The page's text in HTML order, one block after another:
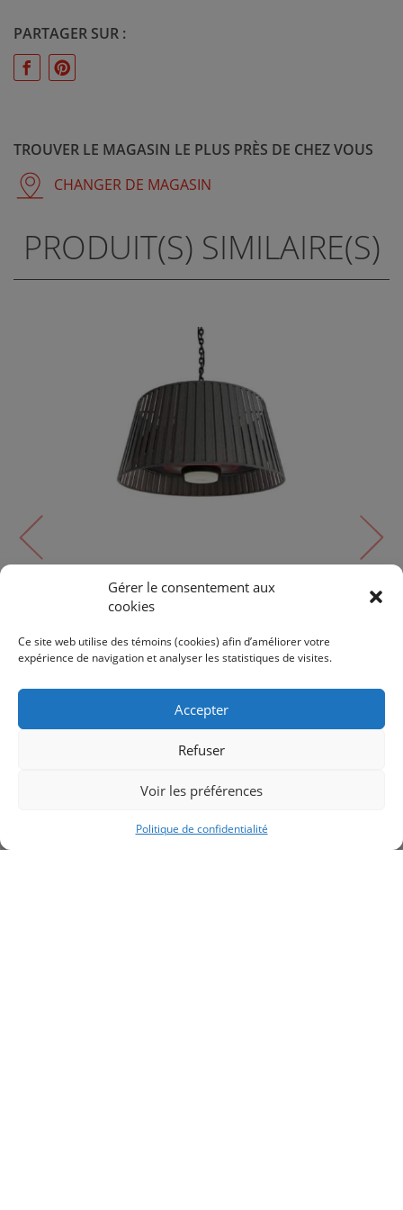
Gérer le consentement aux
cookies
Ce site web utilise des témoins (cookies) afin d’améliorer votre
expérience de navigation et analyser les statistiques de visites.
Accepter
Refuser
Voir les préférences
Politique de confidentialité
PARTAGER SUR :
TROUVER LE MAGASIN LE PLUS PRÈS DE CHEZ VOUS
CHANGER DE MAGASIN
PRODUIT(S) SIMILAIRE(S)
Extérieur
500$ 450$
RETOUR AUX PRODUITS